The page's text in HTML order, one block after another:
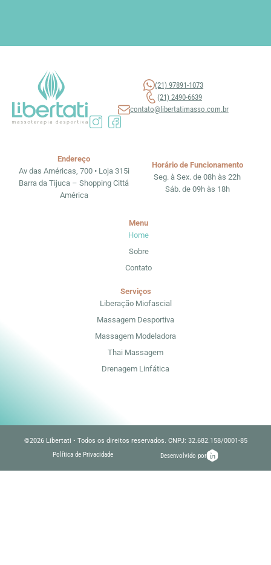
(21) 97891-1073
(21) 2490-6639
contato@libertatimasso.com.br
Menu
Home
Sobre
Contato
Serviços
Liberação Miofascial
Massagem Desportiva
Massagem Modeladora
Thai Massagem
Drenagem Linfática
Endereço
Av das Américas, 700 • Loja 315i
Barra da Tijuca – Shopping Cittá
América
Horário de Funcionamento
Seg. à Sex. de 08h às 22h
Sáb. de 09h às 18h
©2026 Libertati • Todos os direitos reservados. CNPJ: 32.682.158/0001-85
Política de Privacidade
Desenvolvido por